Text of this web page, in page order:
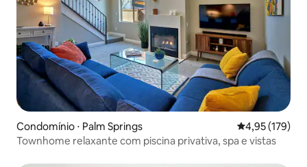
Condomínio ⋅ Palm Springs 4,95 de uma
4,95 (179)
Townhome relaxante com piscina privativa, spa e vistas